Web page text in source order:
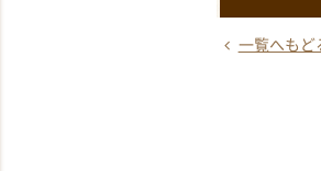
一覧へもど